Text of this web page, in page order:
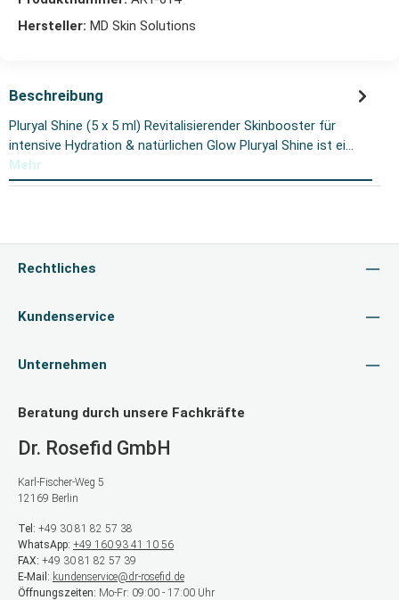
Hersteller: MD Skin Solutions
Beschreibung
Pluryal Shine (5 x 5 ml) Revitalisierender Skinbooster für
intensive Hydration & natürlichen Glow Pluryal Shine ist ei…
Mehr
Rechtliches
Kundenservice
Unternehmen
Beratung durch unsere Fachkräfte
Dr. Rosefid GmbH
Karl-Fischer-Weg 5
12169 Berlin
Tel: +49 30 81 82 57 38
WhatsApp: +49 160 93 41 10 56
FAX: +49 30 81 82 57 39
E-Mail: kundenservice@dr-rosefid.de
Öffnungszeiten: Mo-Fr: 09:00 - 17:00 Uhr